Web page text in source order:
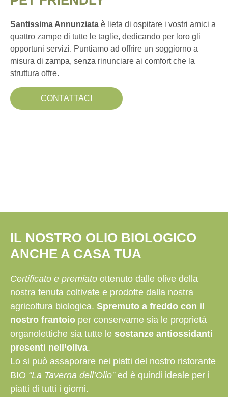
Santissima Annunziata è lieta di ospitare i vostri amici a
quattro zampe di tutte le taglie, dedicando per loro gli
opportuni servizi. Puntiamo ad offrire un soggiorno a
misura di zampa, senza rinunciare ai comfort che la
struttura offre.
CONTATTACI
IL NOSTRO OLIO BIOLOGICO
ANCHE A CASA TUA
Certificato e premiato ottenuto dalle olive della
nostra tenuta coltivate e prodotte dalla nostra
agricoltura biologica. Spremuto a freddo con il
nostro frantoio per conservarne sia le proprietà
organolettiche sia tutte le sostanze antiossidanti
presenti nell’oliva.
Lo si può assaporare nei piatti del nostro ristorante
BIO “La Taverna dell’Olio”ed è quindi ideale per i
piatti di tutti i giorni.